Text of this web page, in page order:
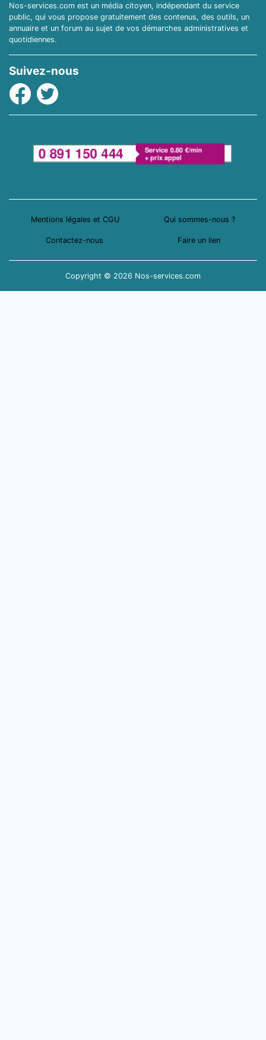
Nos-services.com est un média citoyen, indépendant du service
public, qui vous propose gratuitement des contenus, des outils, un
annuaire et un forum au sujet de vos démarches administratives et
quotidiennes.
Suivez-nous
Facebook
Twitter
Mentions légales et CGU Qui sommes-nous ?
Contactez-nous Faire un lien
Copyright © 2026 Nos-services.com